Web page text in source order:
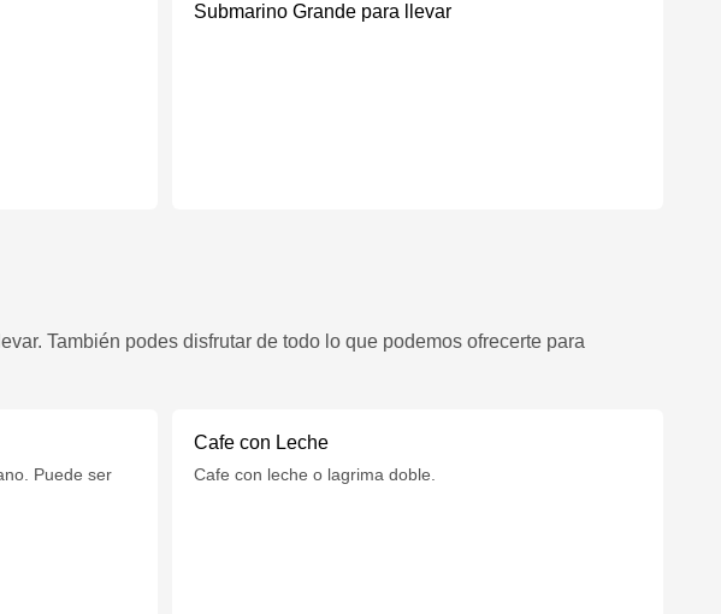
Submarino Grande para llevar
También podes disfrutar de todo lo que podemos ofrecerte para
ser
Cafe con Leche
Cafe con leche o lagrima doble.